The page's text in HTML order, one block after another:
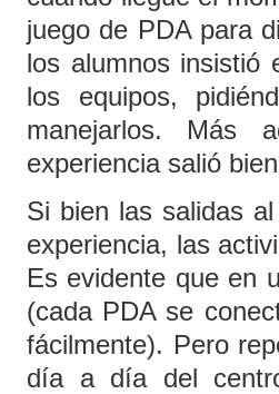
juego de PDA para
los alumnos insistió
los equipos,
manejarlos. Más
experiencia salió bien
Si bien las salidas
experiencia, las
Es evidente que en
(cada PDA se
fácilmente). Pero
día a día del